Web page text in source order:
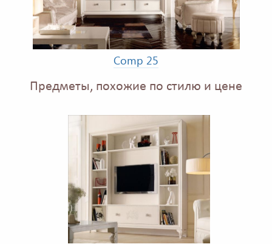
Comp 25
Предметы, похожие по стилю и цене